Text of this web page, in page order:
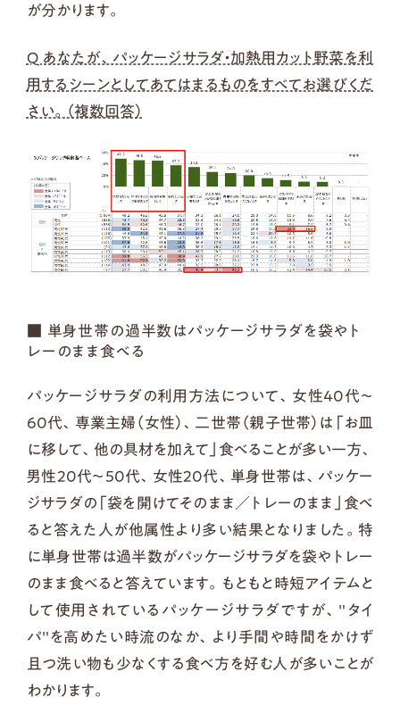
が分かります。
Q あなたが、パッケージサラダ・加熱用カット野菜を利
用するシーンとしてあてはまるものをすべてお選びくだ
さい。（複数回答）
■ 単身世帯の過半数はパッケージサラダを袋やト
レーのまま食べる
パッケージサラダの利用方法について、女性40代～
60代、専業主婦（女性）、二世帯（親子世帯）は「お皿
に移して、他の具材を加えて」食べることが多い一方、
男性20代～50代、女性20代、単身世帯は、パッケー
ジサラダの「袋を開けてそのまま／トレーのまま」食べ
ると答えた人が他属性より多い結果となりました。特
に単身世帯は過半数がパッケージサラダを袋やトレー
のまま食べると答えています。もともと時短アイテムと
して使用されているパッケージサラダですが、"タイ
パ"を高めたい時流のなか、より手間や時間をかけず
且つ洗い物も少なくする食べ方を好む人が多いことが
わかります。